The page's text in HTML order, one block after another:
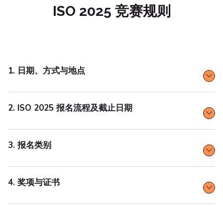
ISO 2025 竞赛规则
1. 日期、方式与地点
2. ISO 2025 报名流程及截止日期
3. 报名类别
4. 奖项与证书